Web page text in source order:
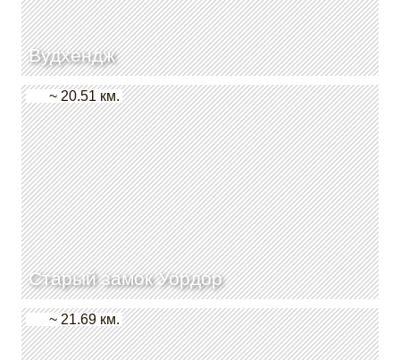
Вудхендж
Старый замок Уордор
~ 20.51 км.
~ 21.69 км.